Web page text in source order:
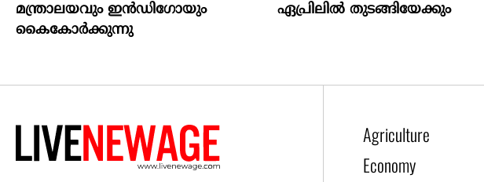
മന്ത്രാലയവും ഇന്‍ഡിഗോയും
കൈകോര്‍ക്കുന്നു
ഏപ്രിലില്‍ തുടങ്ങിയേക്കും
Agriculture
Economy